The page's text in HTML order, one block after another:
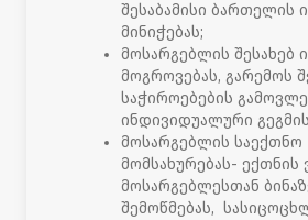
შესაბამისი ბართელის
მინიჭებას;
მოსარგებლის შესახებ
მოგროვებას, გარემოს
საჭიროებების
ინდივიდუალური
მოსარგებლის საექთნო
მომსახურებას- ექთნის
მოსარგებლესთან
შემოწმებას,